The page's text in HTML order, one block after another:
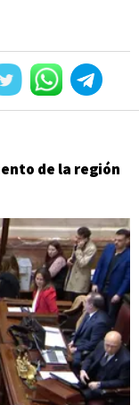
de la región